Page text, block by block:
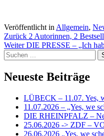
Veröffentlicht in Allgemein,
Beitragsnavigation
Zurück 2 Autorinnen, 2
WeiterDIE PRESSE – „Ich
Suchen
nach:
Neueste Beiträge
LÜBECK – 11.07. Yes,
11.07.2026 – „Yes, we
DIE RHEINPFALZ –
25.06.2026 -> ZDF –
26.06.2026 „Yes, we